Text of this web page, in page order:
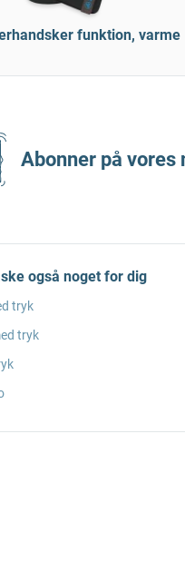
funktion, varme
Abonner på vores
også noget for dig
tryk
tryk